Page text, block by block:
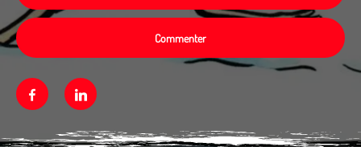
Commenter
FacebookLinkedin